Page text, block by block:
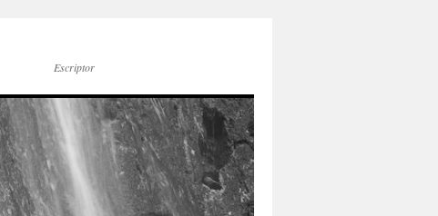
Escriptor